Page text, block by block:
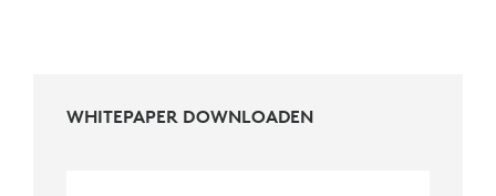
WHITEPAPER DOWNLOADEN